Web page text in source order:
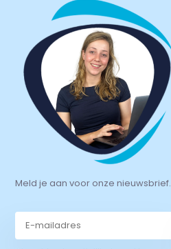
Meld je aan voor onze nieuwsbrief.